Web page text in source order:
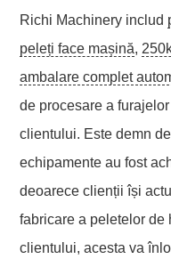
Richi Machinery includ
peleți face mașină,
ambalare complet
de procesare a
clientului. Este demn
echipamente au fost
deoarece clienții își
fabricare a peletelor de
clientului, acesta va